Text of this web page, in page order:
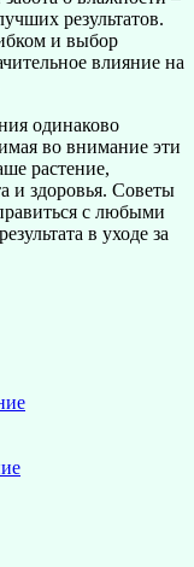
результатов.
и выбор
влияние на
одинаково
во внимание эти
растение,
и здоровья. Советы
с любыми
в уходе за